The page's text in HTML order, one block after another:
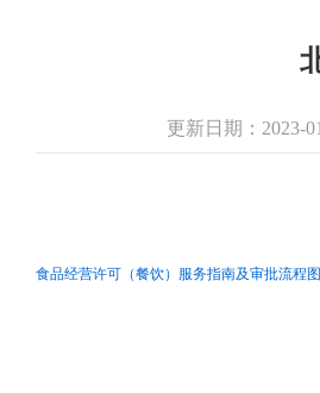
更新日期：
食品经营许可（餐饮）服务指南及审批流程图